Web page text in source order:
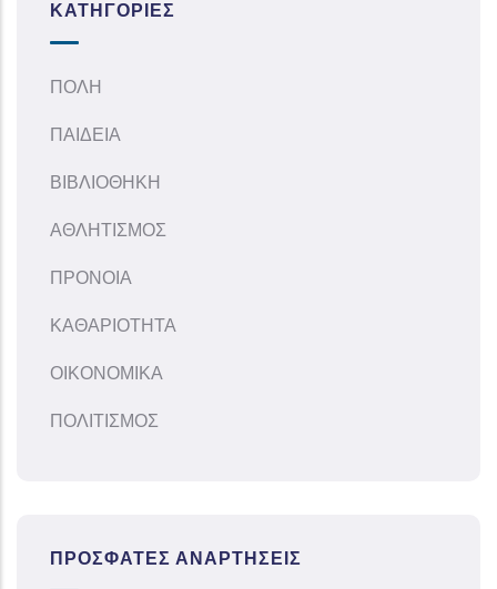
ΚΑΤΗΓΟΡΊΕΣ
ΠΟΛΗ
ΠΑΙΔΕΙΑ
ΒΙΒΛΙΟΘΗΚΗ
ΑΘΛΗΤΙΣΜΟΣ
ΠΡΟΝΟΙΑ
ΚΑΘΑΡΙΟΤΗΤΑ
ΟΙΚΟΝΟΜΙΚΑ
ΠΟΛΙΤΙΣΜΟΣ
ΠΡΌΣΦΑΤΕΣ ΑΝΑΡΤΉΣΕΙΣ